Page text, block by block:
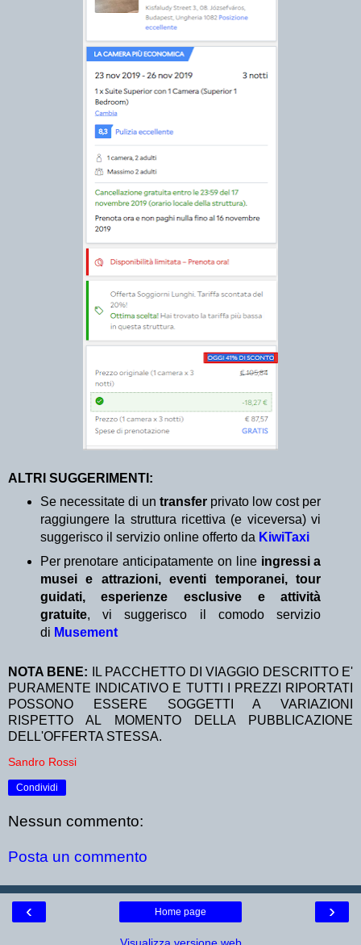
ALTRI SUGGERIMENTI:
Se necessitate di un transfer privato low cost per
raggiungere la struttura ricettiva (e viceversa) vi
suggerisco il servizio online offerto da KiwiTaxi
Per prenotare anticipatamente on line ingressi a
musei e attrazioni, eventi temporanei, tour
guidati, esperienze esclusive e attività
gratuite, vi suggerisco il comodo servizio
di Musement
NOTA BENE:
IL PACCHETTO DI VIAGGIO DESCRITTO E'
PURAMENTE INDICATIVO E TUTTI I PREZZI RIPORTATI
POSSONO ESSERE SOGGETTI A VARIAZIONI
RISPETTO AL MOMENTO DELLA PUBBLICAZIONE
DELL'OFFERTA STESSA.
Sandro Rossi
Condividi
Nessun commento:
Posta un commento
‹ ›
Home page